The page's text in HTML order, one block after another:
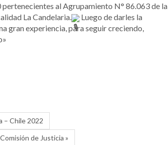
al Agrupamiento N° 86.063 de la
La Candelaria.
Luego de darles la
gran experiencia, para seguir creciendo,
– Chile 2022
de Justicia »